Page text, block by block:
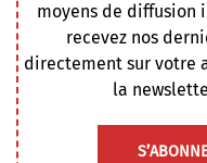
moyens de diffusion
recevez nos
directement sur votre
la